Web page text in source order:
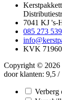
7041 KJ 's-
085 273
KVK
Copyright © 2026
door klanten: 9,5 /
Verberg